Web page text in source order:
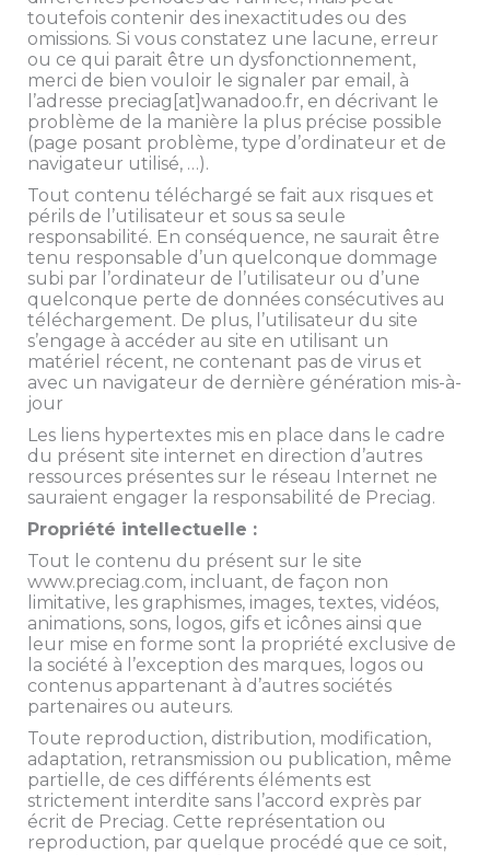
toutefois contenir des inexactitudes ou des
omissions. Si vous constatez une lacune, erreur
ou ce qui parait être un dysfonctionnement,
merci de bien vouloir le signaler par email, à
l’adresse preciag[at]wanadoo.fr, en décrivant le
problème de la manière la plus précise possible
(page posant problème, type d’ordinateur et de
navigateur utilisé, …).
Tout contenu téléchargé se fait aux risques et
périls de l’utilisateur et sous sa seule
responsabilité. En conséquence, ne saurait être
tenu responsable d’un quelconque dommage
subi par l’ordinateur de l’utilisateur ou d’une
quelconque perte de données consécutives au
téléchargement. De plus, l’utilisateur du site
s’engage à accéder au site en utilisant un
matériel récent, ne contenant pas de virus et
avec un navigateur de dernière génération mis-à-
jour
Les liens hypertextes mis en place dans le cadre
du présent site internet en direction d’autres
ressources présentes sur le réseau Internet ne
sauraient engager la responsabilité de Preciag.
Propriété intellectuelle :
Tout le contenu du présent sur le site
www.preciag.com, incluant, de façon non
limitative, les graphismes, images, textes, vidéos,
animations, sons, logos, gifs et icônes ainsi que
leur mise en forme sont la propriété exclusive de
la société à l’exception des marques, logos ou
contenus appartenant à d’autres sociétés
partenaires ou auteurs.
Toute reproduction, distribution, modification,
adaptation, retransmission ou publication, même
partielle, de ces différents éléments est
strictement interdite sans l’accord exprès par
écrit de Preciag. Cette représentation ou
reproduction, par quelque procédé que ce soit,
Email
*
Société
Consentement
En cochant cette case, j'accepte que Preciag utilise mes
données personnelles dans le cadre de la relation
commerciale qui découle de cette demande d’information.
Preciag ne transmettra vos coordonnées à aucun tiers.
Vous pouvez vous désinscrire à tout moment en nous
contactant à cette adresse mail
contact[at]preciag[dot]com
* Champs obligatoires